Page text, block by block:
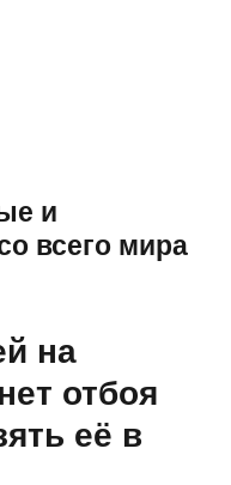
и
всего мира
на
отбоя
её в